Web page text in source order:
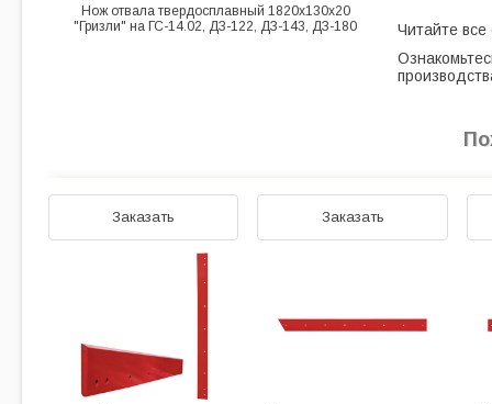
Нож отвала твердосплавный 1820х130х20
"Гризли" на ГС-14.02, ДЗ-122, ДЗ-143, ДЗ-180
Читайте
Заказать Заказать